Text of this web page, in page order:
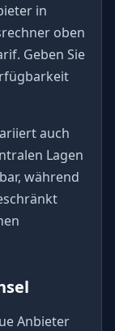
in
oben
Geben Sie
auch
Lagen
während
Anbieter